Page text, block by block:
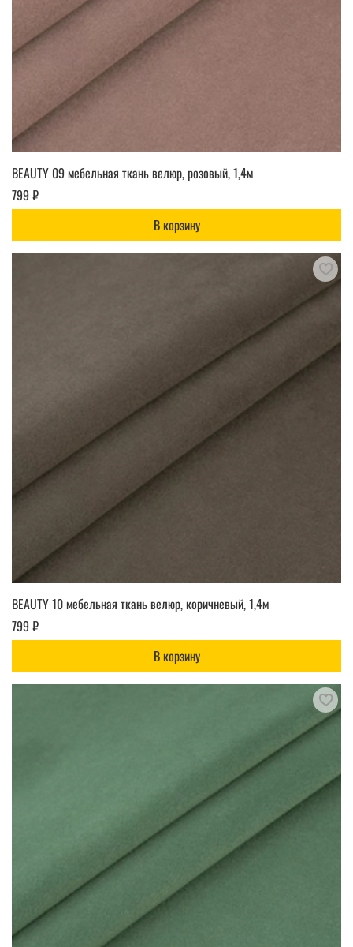
BEAUTY 09 мебельная ткань велюр, розовый, 1,4м
799 ₽
В корзину
BEAUTY 10 мебельная ткань велюр, коричневый, 1,4м
799 ₽
В корзину